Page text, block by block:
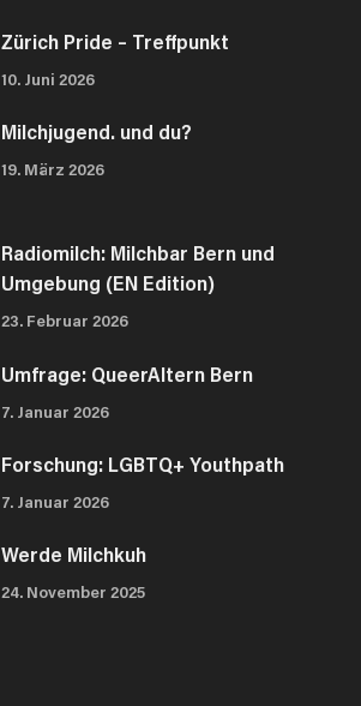
Zürich Pride – Treffpunkt
10. Juni 2026
Milchjugend. und du?
19. März 2026
Radiomilch: Milchbar Bern und
Umgebung (EN Edition)
23. Februar 2026
Umfrage: QueerAltern Bern
7. Januar 2026
Forschung: LGBTQ+ Youthpath
7. Januar 2026
Werde Milchkuh
24. November 2025